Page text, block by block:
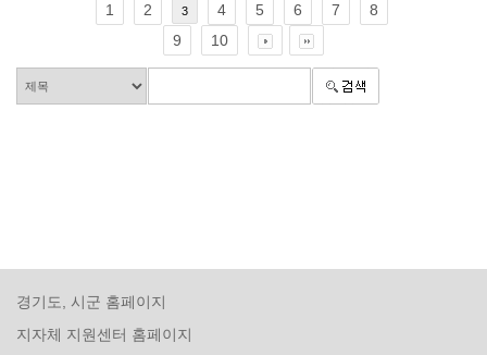
1 2 3 4 5 6 7
8
9
10
경기도, 시군 홈페이지
지자체 지원센터 홈페이지